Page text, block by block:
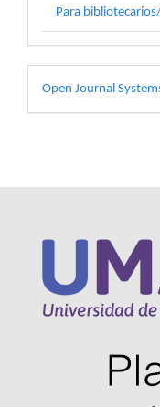
Para
por
Open Journal